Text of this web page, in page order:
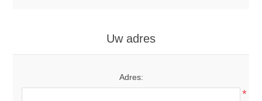
Uw adres
Adres:
*